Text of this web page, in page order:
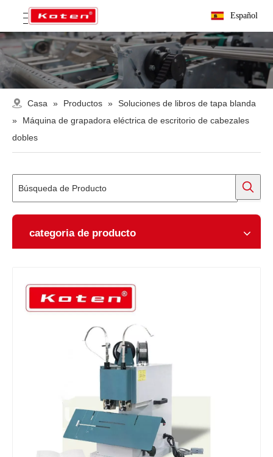
Español
Casa » Productos » Soluciones de libros de tapa blanda
»
Máquina de grapadora eléctrica de escritorio de cabezales
dobles
categoria de producto